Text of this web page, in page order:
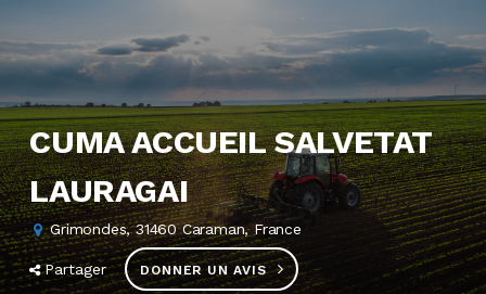
CUMA ACCUEIL SALVETAT
LAURAGAI
Grimondes, 31460 Caraman, France
Partager DONNER UN AVIS